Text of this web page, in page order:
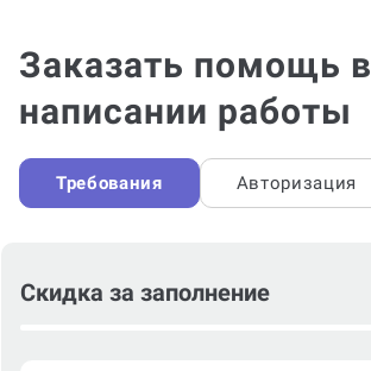
Заказать помощь в
написании работы
Требования Авторизация
Скидка за заполнение